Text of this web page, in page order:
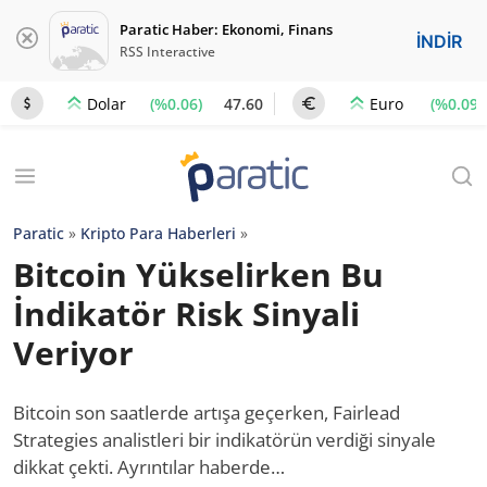
Paratic Haber: Ekonomi, Finans
RSS Interactive İNDİR
Dolar (%0.06) 47.60 Euro (%0.09)
Paratic » Kripto Para Haberleri »
Bitcoin Yükselirken Bu
İndikatör Risk Sinyali
Veriyor
Bitcoin son saatlerde artışa geçerken, Fairlead
Strategies analistleri bir indikatörün verdiği sinyale
dikkat çekti. Ayrıntılar haberde…